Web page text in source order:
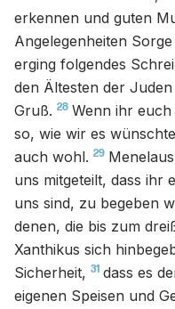
erkennen und guten
Angelegenheiten
erging folgendes
den Ältesten der
Gruß. 28 Wenn ihr
so, wie wir es
auch wohl. 29
uns mitgeteilt, dass ihr
uns sind, zu begeben
denen, die bis zum
Xanthikus sich
Sicherheit, 31 dass es
eigenen Speisen und